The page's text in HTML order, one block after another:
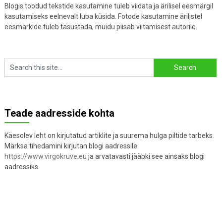
Blogis toodud tekstide kasutamine tuleb viidata ja ärilisel eesmärgil
kasutamiseks eelnevalt luba küsida. Fotode kasutamine ärilistel
eesmärkide tuleb tasustada, muidu piisab viitamisest autorile.
Teade aadresside kohta
Käesolev leht on kirjutatud artiklite ja suurema hulga piltide tarbeks.
Märksa tihedamini kirjutan blogi aadressile
https://www.virgokruve.eu ja arvatavasti jääbki see ainsaks blogi
aadressiks